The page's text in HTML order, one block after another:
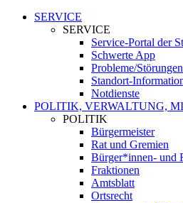
SERVICE
SERVICE
Service-Portal der
Schwerte App
Probleme/
Standort-
Notdienste
POLITIK, VERWALTUNG,
POLITIK
Bürgermeister
Rat und Gremien
Bürger*innen- und
Fraktionen
Amtsblatt
Ortsrecht